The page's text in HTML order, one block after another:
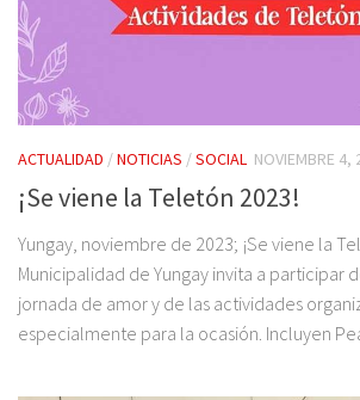
ACTUALIDAD /NOTICIAS /SOCIAL NOVIEMBRE 4,
¡Se viene la Teletón 2023!
Yungay, noviembre de 2023; ¡Se viene la
Municipalidad de Yungay invita a participar
jornada de amor y de las actividades
especialmente para la ocasión. Incluyen